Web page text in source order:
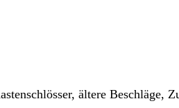
ältere Beschläge,